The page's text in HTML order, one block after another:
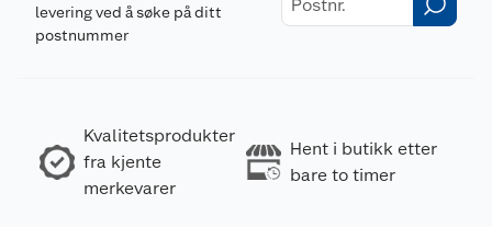
levering ved å søke på ditt
postnummer
Kvalitetsprodukter
fra kjente
merkevarer
Hent i butikk etter
bare to timer